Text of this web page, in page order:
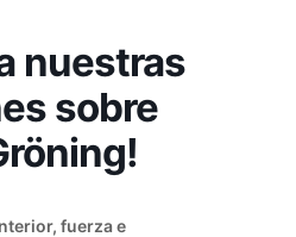
nuestras
sobre
fuerza e